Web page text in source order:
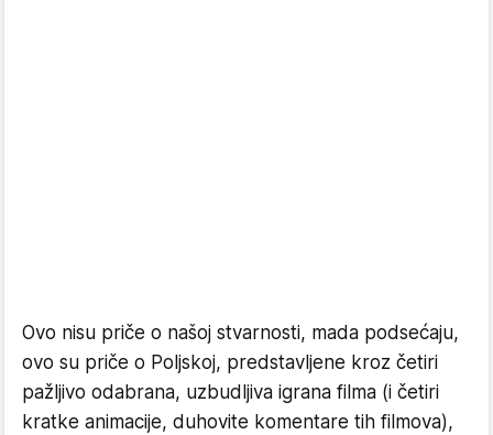
Ovo nisu priče o našoj stvarnosti, mada podsećaju,
ovo su priče o Poljskoj, predstavljene kroz četiri
pažljivo odabrana, uzbudljiva igrana filma (i četiri
kratke animacije, duhovite komentare tih filmova),